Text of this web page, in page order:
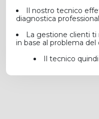
Il nostro tecnico
diagnostica
La gestione clienti ti
in base al problema del
Il tecnico